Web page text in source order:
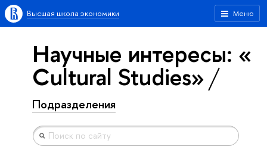
Меню
Высшая школа экономики
Научные интересы: «
Cultural Studies»
Подразделения